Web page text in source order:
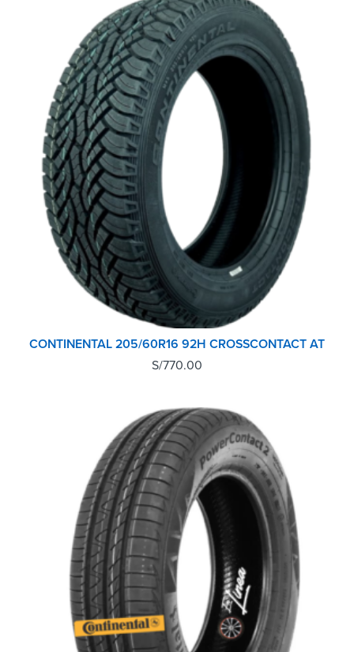
CONTINENTAL 205/60R16 92H CROSSCONTACT AT
S/770.00